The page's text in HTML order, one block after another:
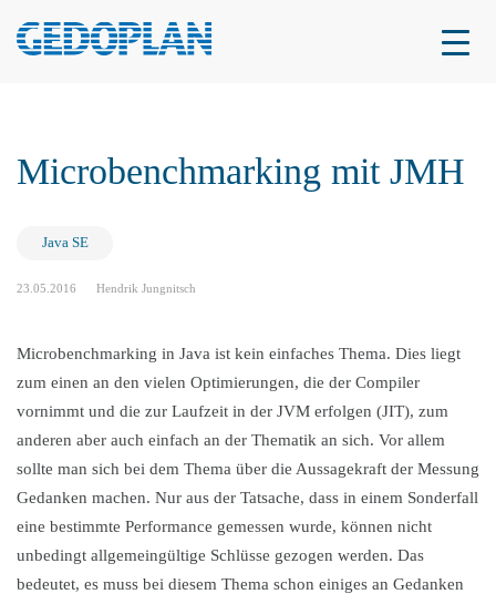
Microbenchmarking mit JMH
Java SE
23.05.2016 Hendrik Jungnitsch
Microbenchmarking in Java ist kein einfaches Thema. Dies liegt
zum einen an den vielen Optimierungen, die der Compiler
vornimmt und die zur Laufzeit in der JVM erfolgen (JIT), zum
anderen aber auch einfach an der Thematik an sich. Vor allem
sollte man sich bei dem Thema über die Aussagekraft der Messung
Gedanken machen. Nur aus der Tatsache, dass in einem Sonderfall
eine bestimmte Performance gemessen wurde, können nicht
unbedingt allgemeingültige Schlüsse gezogen werden. Das
bedeutet, es muss bei diesem Thema schon einiges an Gedanken